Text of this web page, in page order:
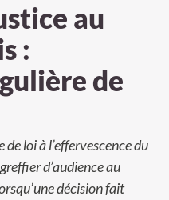
au
:
de
loi à l’effervescence du
d’audience au
décision fait